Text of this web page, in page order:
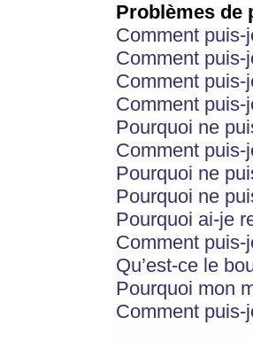
Problèmes de
Comment
Comment
Comment
Comment puis-
Pourquoi ne
Comment
Pourquoi ne
Pourquoi ne
Pourquoi ai-je
Comment puis-
Qu’est-ce le
Pourquoi mon
Comment